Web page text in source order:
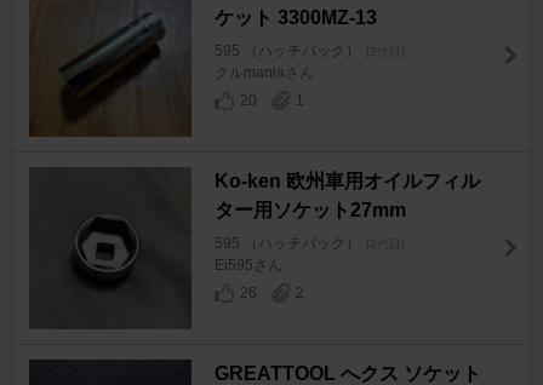
ケット 3300MZ-13
595 （ハッチバック） [2代目]
クルmaniaさん
20
1
Ko-ken 欧州車用オイルフィル
ター用ソケット27mm
595 （ハッチバック） [2代目]
Ei595さん
26
2
GREATTOOL へクス ソケット